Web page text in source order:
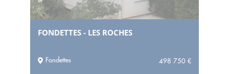
FONDETTES - LES ROCHES
Fondettes 498 750 €